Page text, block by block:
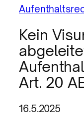
Kein
Art. 20
16.5.2025